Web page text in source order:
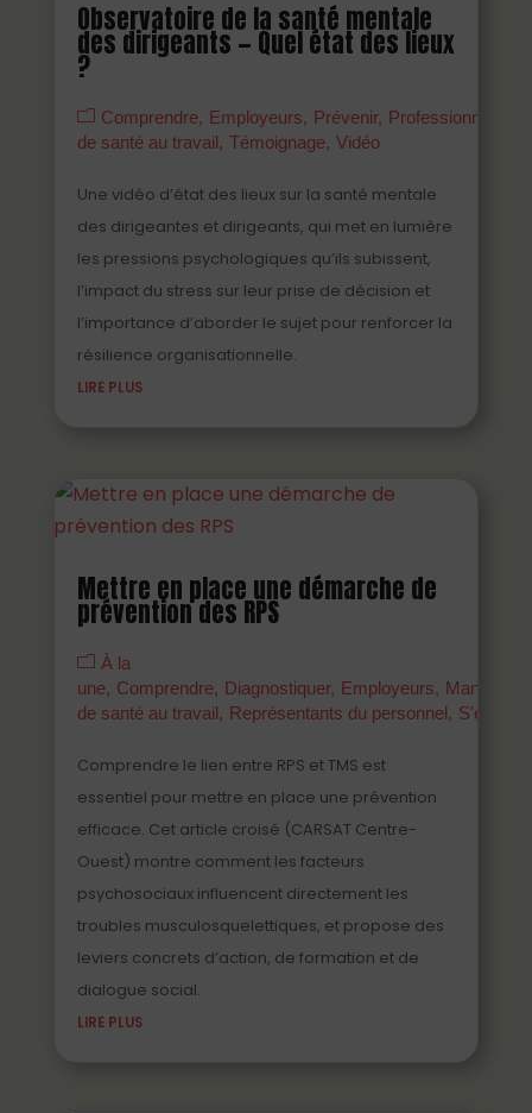
Observatoire de la santé mentale
des dirigeants — Quel état des lieux
?
Comprendre Employeurs Prévenir
Professionnels
de santé au travail Témoignage Vidéo
Une vidéo d’état des lieux sur la santé mentale
des dirigeantes et dirigeants, qui met en lumière
les pressions psychologiques qu’ils subissent,
l’impact du stress sur leur prise de décision et
l’importance d’aborder le sujet pour renforcer la
résilience organisationnelle.
LIRE PLUS
Mettre en place une démarche de
prévention des RPS
À la
une
Comprendre Diagnostiquer Employeurs
Managers
de santé au travail
Représentants du personnel
Comprendre le lien entre RPS et TMS est
essentiel pour mettre en place une prévention
efficace. Cet article croisé (CARSAT Centre-
Ouest) montre comment les facteurs
psychosociaux influencent directement les
troubles musculosquelettiques, et propose des
leviers concrets d’action, de formation et de
dialogue social.
LIRE PLUS